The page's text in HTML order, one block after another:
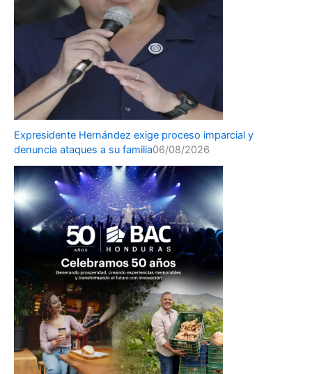
Expresidente Hernández exige proceso imparcial y
denuncia ataques a su familia06/08/2026